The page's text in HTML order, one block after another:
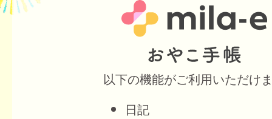
以下の機能がご利用いただけ
日記